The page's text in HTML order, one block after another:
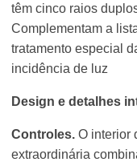
têm cinco raios
Complementam a
tratamento especial
incidência de luz
Design e detalhes
Controles.O interior
extraordinária